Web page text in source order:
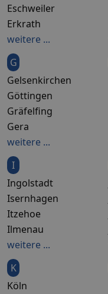
Eschweiler
Erkrath
weitere ...
G
Gelsenkirchen
Göttingen
Gräfelfing
Gera
weitere ...
I
Ingolstadt
Isernhagen
Itzehoe
Ilmenau
weitere ...
K
Köln